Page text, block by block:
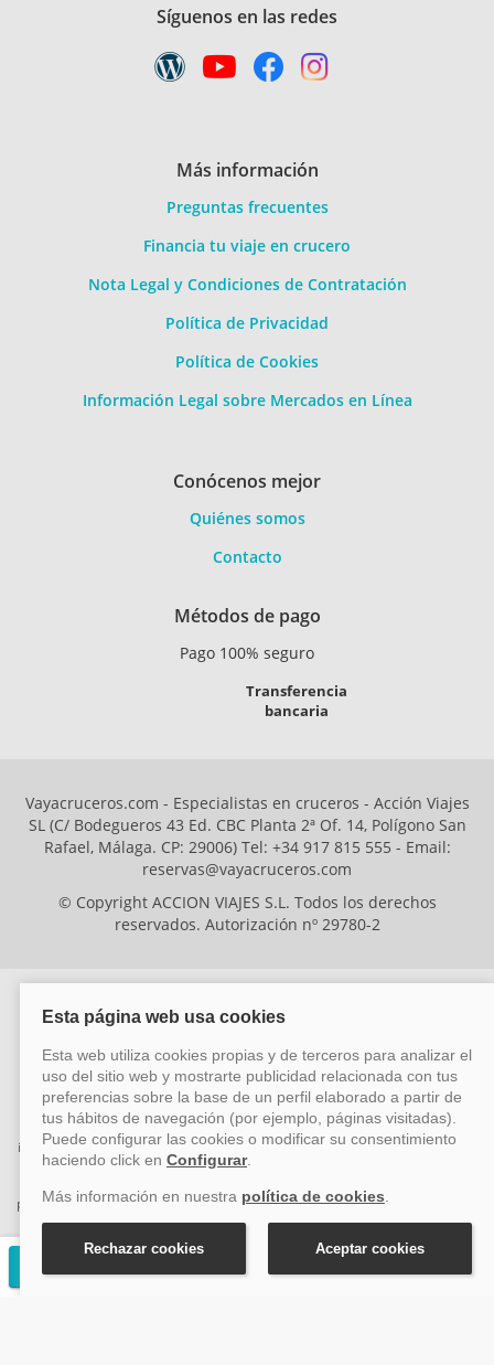
Síguenos en las redes
Más información
Preguntas frecuentes
Financia tu viaje en crucero
Nota Legal y Condiciones de Contratación
Política de Privacidad
Política de Cookies
Información Legal sobre Mercados en Línea
Conócenos mejor
Quiénes somos
Contacto
Métodos de pago
Pago 100% seguro
Transferencia
bancaria
Vayacruceros.com - Especialistas en cruceros - Acción Viajes
SL (C/ Bodegueros 43 Ed. CBC Planta 2ª Of. 14, Polígono San
Rafael, Málaga. CP: 29006) Tel: +34 917 815 555 - Email:
reservas@vayacruceros.com
© Copyright ACCION VIAJES S.L. Todos los derechos
reservados. Autorización nº 29780-2
ACCION VIAJES SL ha sido beneficiaria del Fondo Europeo de Desarrollo
Regional (FEDER), cuyo objetivo es mejorar la competitividad de las pymes
mediante el impulso de la innovación, el desarrollo tecnológico, la
investigación de calidad y el uso seguro y fiable del ciberespacio. Gracias a
esta financiación, la empresa ha puesto en marcha un Plan de Acción
promoviendo la innovación y la ciberseguridad. Para ello, ha contado con el
apoyo de los programas Pyme Innova y Pyme Cibersegura de la Cámara
de Comercio de Málaga. #EuropaSeSiente